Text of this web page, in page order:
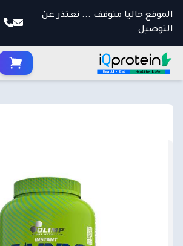
الموقع حاليا متوقف ... نعتذر عن
التوصيل